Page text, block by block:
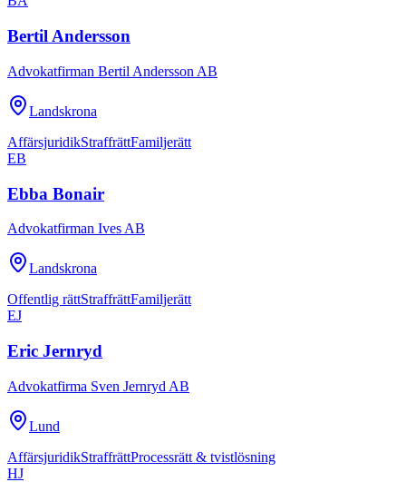
Bertil Andersson
Advokatfirman Bertil Andersson AB
Landskrona
AffärsjuridikStraffrättFamiljerätt
EB
Ebba Bonair
Advokatfirman Ives AB
Landskrona
Offentlig rättStraffrättFamiljerätt
EJ
Eric Jernryd
Advokatfirma Sven Jernryd AB
Lund
AffärsjuridikStraffrättProcessrätt & tvistlösning
HJ